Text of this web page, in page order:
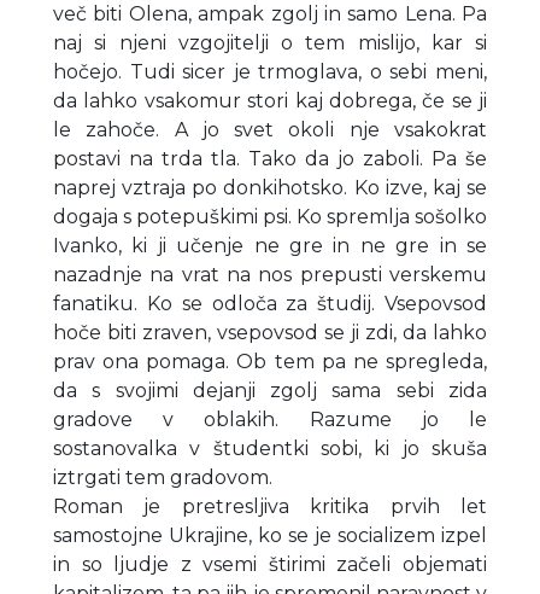
več biti Olena, ampak zgolj in samo Lena. Pa
naj si njeni vzgojitelji o tem mislijo, kar si
hočejo. Tudi sicer je trmoglava, o sebi meni,
da lahko vsakomur stori kaj dobrega, če se ji
le zahoče. A jo svet okoli nje vsakokrat
postavi na trda tla. Tako da jo zaboli. Pa še
naprej vztraja po donkihotsko. Ko izve, kaj se
dogaja s potepuškimi psi. Ko spremlja sošolko
Ivanko, ki ji učenje ne gre in ne gre in se
nazadnje na vrat na nos prepusti verskemu
fanatiku. Ko se odloča za študij. Vsepovsod
hoče biti zraven, vsepovsod se ji zdi, da lahko
prav ona pomaga. Ob tem pa ne spregleda,
da s svojimi dejanji zgolj sama sebi zida
gradove v oblakih. Razume jo le
sostanovalka v študentki sobi, ki jo skuša
iztrgati tem gradovom.
Roman je pretresljiva kritika prvih let
samostojne Ukrajine, ko se je socializem izpel
in so ljudje z vsemi štirimi začeli objemati